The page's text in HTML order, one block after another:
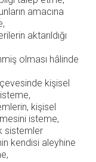
amacına
aktarıldığı
olması hâlinde
kişisel
kişisel
isteme,
sistemler
kendisi aleyhine